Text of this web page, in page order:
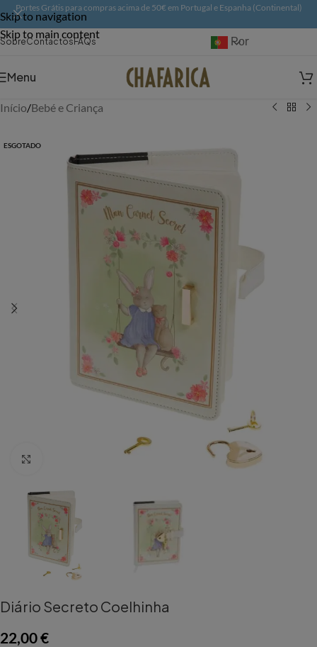
Skip to navigation
Skip to main content
Portes Grátis para compras acima de 50€ em Portugal e Espanha (Continental)
SobreContactosFAQs Português
Menu
Início/Bebé e Criança
ESGOTADO
Diário Secreto Coelhinha
22,00€